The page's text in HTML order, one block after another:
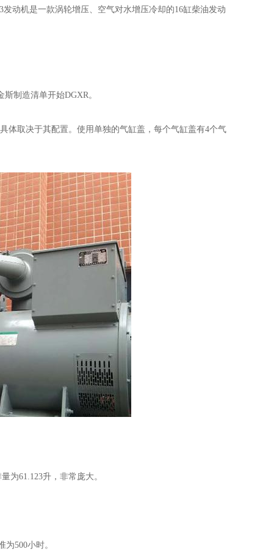
动机是一款涡轮增压、空气对水增压冷却的16缸柴油发动
制造清单开始DGXR。
取决于其配置。使用单独的气缸盖，每个气缸盖有4个气
61.123升，非常庞大。
500小时。